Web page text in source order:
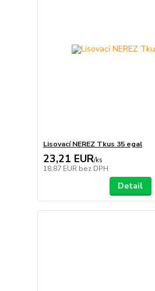
Lisovací NEREZ Tkus 35 egal
23,21 EUR/ks
18,87 EUR bez DPH
Detail